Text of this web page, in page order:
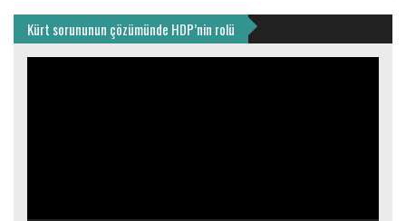
Kürt sorununun çözümünde HDP’nin rolü